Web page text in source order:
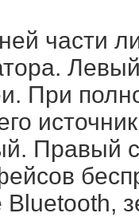
части
При
Правый
Bluetooth,